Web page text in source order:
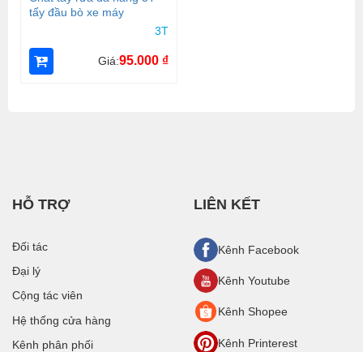
tẩy đầu bò xe máy
3T
Giá:95.000 ₫
HỖ TRỢ
Đối tác
Đại lý
Cộng tác viên
Hệ thống cửa hàng
Kênh phân phối
LIÊN KẾT
Kênh Facebook
Kênh Youtube
Kênh Shopee
Kênh Printerest